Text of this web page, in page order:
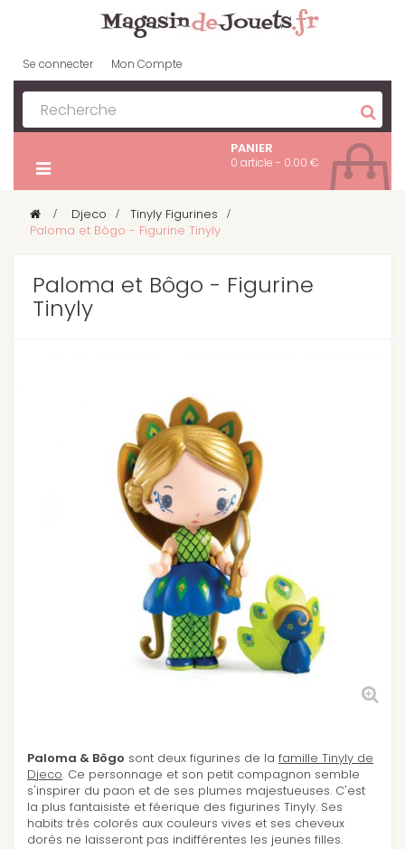
Se connecter Mon Compte
PANIER
0 article - 0.00 €
> Djeco > Tinyly Figurines >
Paloma et Bôgo - Figurine Tinyly
Paloma et Bôgo - Figurine
Tinyly
Paloma & Bôgo sont deux figurines de la famille Tinyly de
Djeco. Ce personnage et son petit compagnon semble
s'inspirer du paon et de ses plumes majestueuses. C'est
la plus fantaisiste et féerique des figurines Tinyly. Ses
habits très colorés aux couleurs vives et ses cheveux
dorés ne laisseront pas indifférentes les jeunes filles.